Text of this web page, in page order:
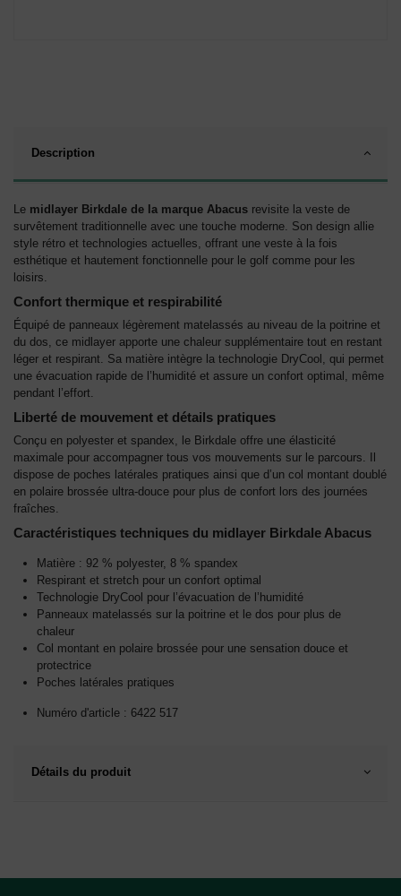
Description
Le midlayer Birkdale de la marque Abacus revisite la veste de
survêtement traditionnelle avec une touche moderne. Son design allie
style rétro et technologies actuelles, offrant une veste à la fois
esthétique et hautement fonctionnelle pour le golf comme pour les
loisirs.
Confort thermique et respirabilité
Équipé de panneaux légèrement matelassés au niveau de la poitrine et
du dos, ce midlayer apporte une chaleur supplémentaire tout en restant
léger et respirant. Sa matière intègre la technologie DryCool, qui permet
une évacuation rapide de l’humidité et assure un confort optimal, même
pendant l’effort.
Liberté de mouvement et détails pratiques
Conçu en polyester et spandex, le Birkdale offre une élasticité
maximale pour accompagner tous vos mouvements sur le parcours. Il
dispose de poches latérales pratiques ainsi que d’un col montant doublé
en polaire brossée ultra-douce pour plus de confort lors des journées
fraîches.
Caractéristiques techniques du midlayer Birkdale Abacus
Matière : 92 % polyester, 8 % spandex
Respirant et stretch pour un confort optimal
Technologie DryCool pour l’évacuation de l’humidité
Panneaux matelassés sur la poitrine et le dos pour plus de
chaleur
Col montant en polaire brossée pour une sensation douce et
protectrice
Poches latérales pratiques
Numéro d'article : 6422 517
Détails du produit